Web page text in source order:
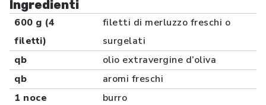
Ingredienti
600 g (4
filetti)
filetti di merluzzo freschi o
surgelati
qb
olio extravergine d’oliva
qb
aromi freschi
1 noce
burro